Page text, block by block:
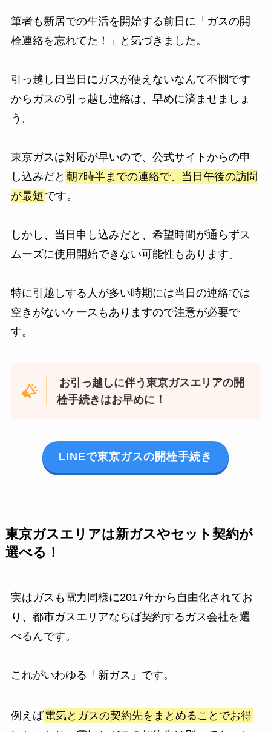
筆者も新居での生活を開始する前日に「ガスの開
栓連絡を忘れてた！」と気づきました。
引っ越し日当日にガスが使えないなんて不憫です
からガスの引っ越し連絡は、早めに済ませましょ
う。
東京ガスは対応が早いので、公式サイトからの申
し込みだと 朝7時半までの連絡で、当日午後の訪問
が最短 です。
しかし、当日申し込みだと、希望時間が通らずス
ムーズに使用開始できない可能性もあります。
特に引越しする人が多い時期には当日の連絡では
空きがないケースもありますので注意が必要で
す。
お引っ越しに伴う東京ガスエリアの開
栓手続きはお早めに！
LINEで東京ガスの開栓手続き
東京ガスエリアは新ガスやセット契約が
選べる！
実はガスも電力同様に2017年から自由化されてお
り、都市ガスエリアならば契約するガス会社を選
べるんです。
これがいわゆる「新ガス」です。
例えば電気とガスの契約先をまとめることでお得